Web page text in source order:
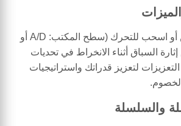
اسحب لليسار/اليمين أو اسحب للتحرك (سطح المكتب: A/D أو
السباق أثناء الانخراط في تحديات
لتعزيز قدراتك واستراتيجيات
والسلسلة